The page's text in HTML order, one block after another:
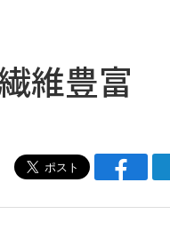
維豊富